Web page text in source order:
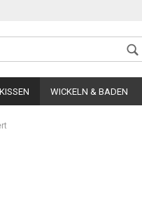
WICKELN & BADEN